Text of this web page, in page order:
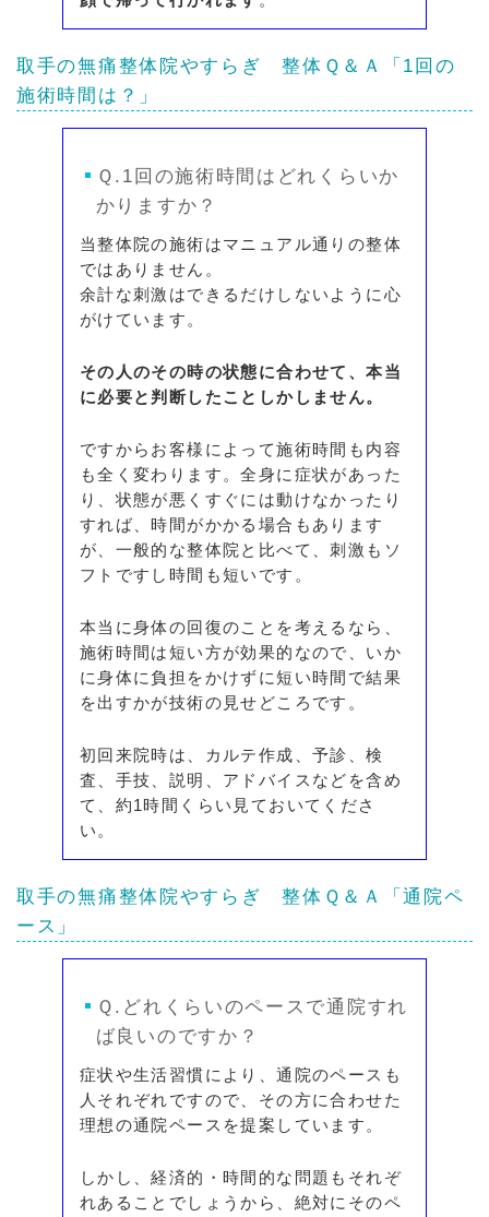
取手の無痛整体院やすらぎ整体Ｑ＆Ａ
「1回の
施術時間は？」
Ｑ.1回の施術時間はどれくらいか
かりますか？
当整体院の施術はマニュアル通りの整体
ではありません。
余計な刺激はできるだけしないように心
がけています。
その人のその時の状態に合わせて、本当
に必要と判断したことしかしません。
ですからお客様によって施術時間も内容
も全く変わります。全身に症状があった
り、状態が悪くすぐには動けなかったり
すれば、時間がかかる場合もあります
が、一般的な整体院と比べて、刺激もソ
フトですし時間も短いです。
本当に身体の回復のことを考えるなら、
施術時間は短い方が効果的なので、いか
に身体に負担をかけずに短い時間で結果
を出すかが技術の見せどころです。
初回来院時は、カルテ作成、予診、検
査、手技、説明、アドバイスなどを含め
て、約1時間くらい見ておいてくださ
い。
取手の無痛整体院やすらぎ整体Ｑ＆Ａ
「通院ペ
ース」
Ｑ.どれくらいのペースで通院すれ
ば良いのですか？
症状や生活習慣により、通院のペースも
人それぞれですので、その方に合わせた
理想の通院ペースを提案しています。
しかし、経済的・時間的な問題もそれぞ
れあることでしょうから、絶対にそのペ